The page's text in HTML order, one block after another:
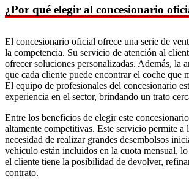
¿Por qué elegir al concesionario
El concesionario oficial ofrece una serie de
la competencia. Su servicio de atención al
ofrecer soluciones personalizadas. Además, la
que cada cliente puede encontrar el coche que
El equipo de profesionales del concesionario
experiencia en el sector, brindando un trato
Entre los beneficios de elegir este
altamente competitivas. Este servicio permite
necesidad de realizar grandes desembolsos
vehículo están incluidos en la cuota mensual,
el cliente tiene la posibilidad de devolver,
contrato.